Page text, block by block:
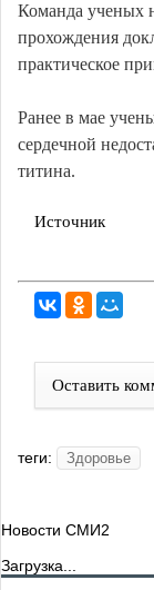
Команда ученых
прохождения
практическое
Ранее в мае
сердечной
титина.
Источник
Оставить
теги: Здоровье
Новости СМИ2
Загрузка...